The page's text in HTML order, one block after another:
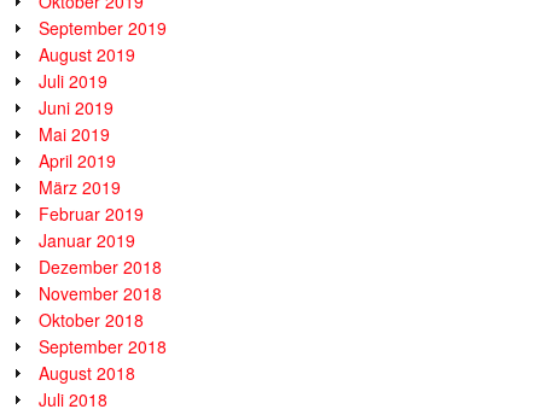
September 2019
August 2019
Juli 2019
Juni 2019
Mai 2019
April 2019
März 2019
Februar 2019
Januar 2019
Dezember 2018
November 2018
Oktober 2018
September 2018
August 2018
Juli 2018